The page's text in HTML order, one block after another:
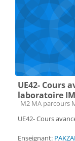
UE42- Cours
laboratoire
Catégorie de
M2 MA parcours
UE42- Cours
Enseignant: